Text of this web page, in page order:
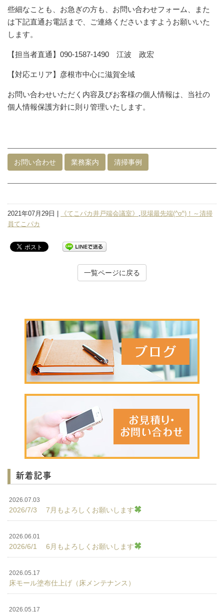
些細なことも、お急ぎの方も、お問い合わせフォーム、また
は下記直通お電話まで、ご連絡くださいますようお願いいた
します。
【担当者直通】090-1587-1490 江波 政宏
【対応エリア】彦根市中心に滋賀全域
お問い合わせいただく内容及びお客様の個人情報は、当社の
個人情報保護方針に則り管理いたします。
お問い合わせ 業務案内 清掃事例
2021年07月29日 | 《てこパカ井戸端会議室》 ,現場最先端(^o^)！～清掃
員てこパカ
一覧ページに戻る
新着記事
2026.07.03
2026/7/3 7月もよろしくお願いします
2026.06.01
2026/6/1 6月もよろしくお願いします
2026.05.17
床モール塗布仕上げ（床メンテナンス）
2026.05.17